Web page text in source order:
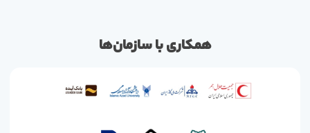
همکاری با سازمان‌ها